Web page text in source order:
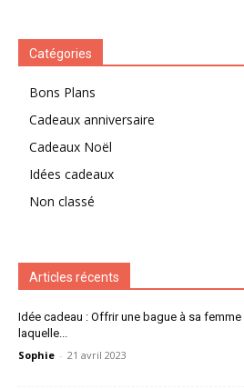
Catégories
Bons Plans
Cadeaux anniversaire
Cadeaux Noël
Idées cadeaux
Non classé
Articles récents
Idée cadeau : Offrir une bague à sa
laquelle...
Sophie - 21 avril 2023